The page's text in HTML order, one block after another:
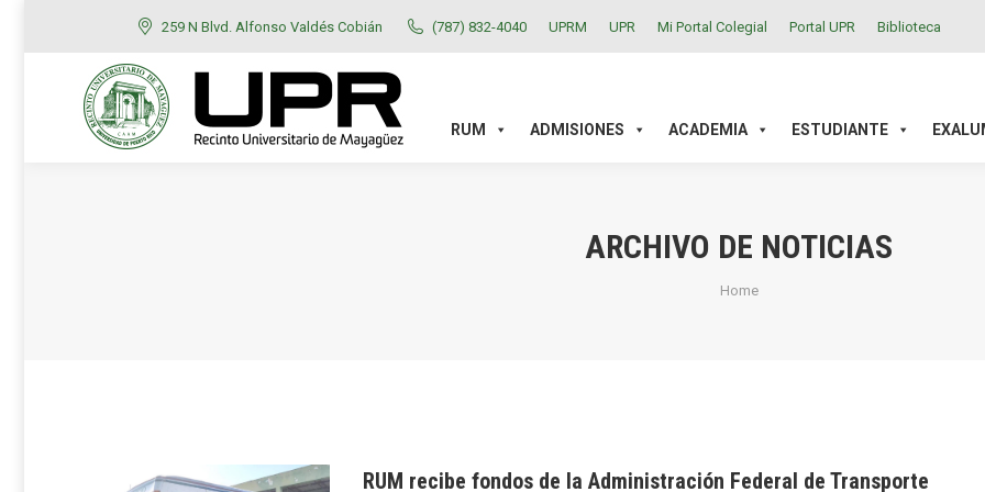
259 N Blvd. Alfonso Valdés Cobián (787) 832-4040 UPRM UPR Mi Portal Colegial Portal UPR Biblioteca
RUM ADMISIONES ACADEMIA ESTUDIANTE
ARCHIVO DE NOTICIAS
You are here:
Home
RUM recibe fondos de la Administración Federal de Transporte
RUM ADMISIONES